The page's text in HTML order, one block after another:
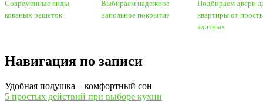
Современные виды
кованых решеток
Выбираем надежное
напольное покрытие
Подбираем двери
квартиры от
элитных
Навигация по записи
Удобная подушка – комфортный сон
5 простых действий при выборе кухни